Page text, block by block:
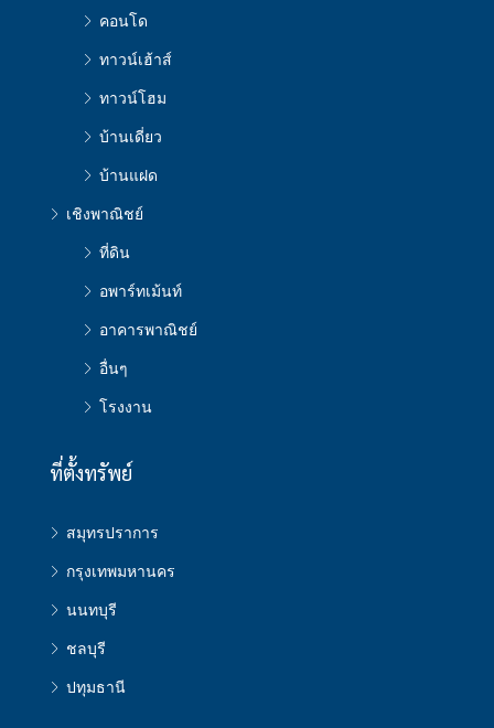
คอนโด
ทาวน์เฮ้าส์
ทาวน์โฮม
บ้านเดี่ยว
บ้านแฝด
เชิงพาณิชย์
ที่ดิน
อพาร์ทเม้นท์
อาคารพาณิชย์
อื่นๆ
โรงงาน
ที่ตั้งทรัพย์
สมุทรปราการ
กรุงเทพมหานคร
นนทบุรี
ชลบุรี
ปทุมธานี